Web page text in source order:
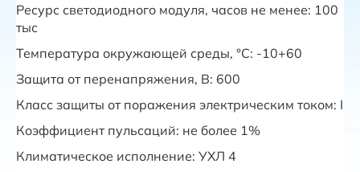
Ресурс светодиодного модуля, часов не менее: 100
тыс
Температура окружающей среды, °С: -10+60
Защита от перенапряжения, В: 600
Класс защиты от поражения электрическим током: I
Коэффициент пульсаций: не более 1%
Климатическое исполнение: УХЛ 4